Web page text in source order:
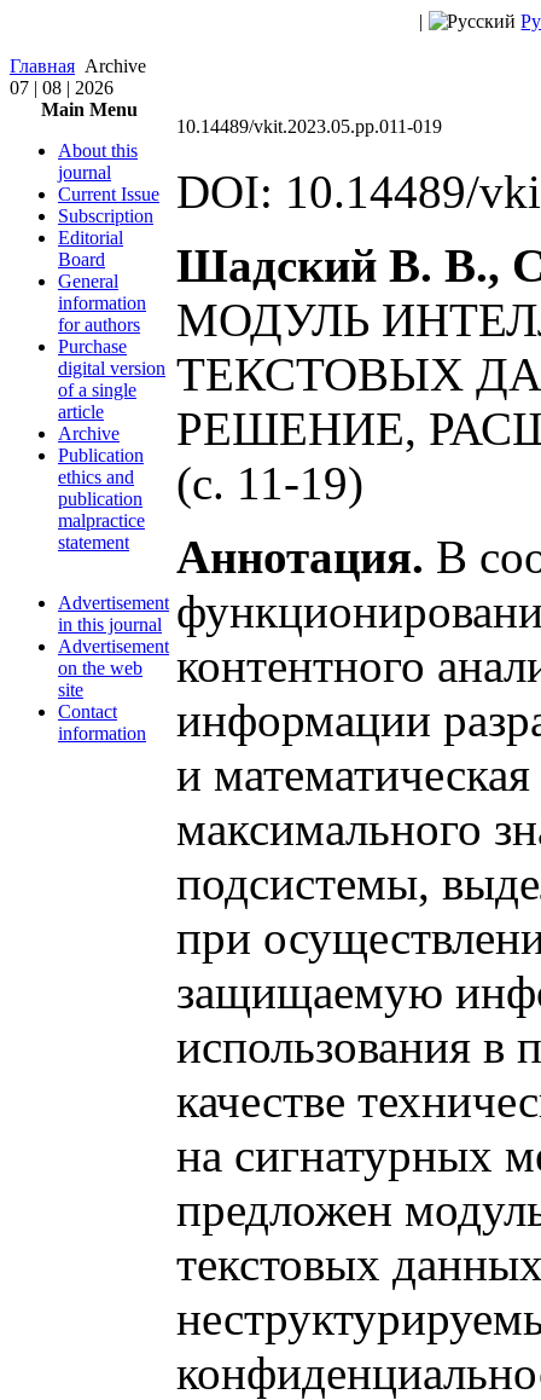
|
Главная Archive
07 | 08 | 2026
Main Menu
About this
journal
Current Issue
Subscription
Editorial
Board
General
information
for authors
Purchase
digital version
of a single
article
Archive
Publication
ethics and
publication
malpractice
statement
Advertisement
in this journal
Advertisement
on the web
site
Contact
information
10.14489/vkit.2023.05.pp.011-019
DOI: 10.14489/
Шадский В. В.,
МОДУЛЬ
ТЕКСТОВЫХ
РЕШЕНИЕ,
(c. 11-19)
Аннотация. В
контентного
информации
и
максимального
подсистемы,
при
защищаемую
использования в
качестве
на сигнатурных
предложен
текстовых